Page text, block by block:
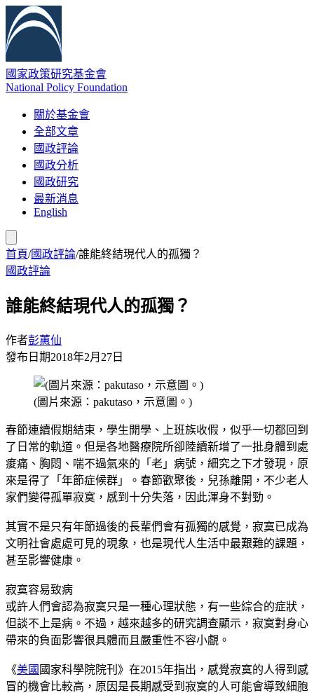
國家政策研究基金會
National Policy Foundation
關於基金會
全部文章
國政評論
國政分析
國政研究
最新消息
English
首頁/國政評論/誰能終結現代人的孤獨？
國政評論
誰能終結現代人的孤獨？
作者彭蕙仙
發布日期2018年2月27日
(圖片來源：pakutaso，示意圖。)
春節連續假期結束，學生開學、上班族收假，似乎一切都回到
了日常的軌道。但是各地醫療院所卻陸續新增了一批身體到處
痠痛、胸悶、喘不過氣來的「老」病號，細究之下才發現，原
來是得了「年節症候群」。春節歡聚後，兒孫離開，不少老人
家們變得孤單寂寞，感到十分失落，因此渾身不對勁。
其實不是只有年節過後的長輩們會有孤獨的感覺，寂寞已成為
文明社會處處可見的現象，也是現代人生活中最艱難的課題，
甚至影響健康。
寂寞容易致病
或許人們會認為寂寞只是一種心理狀態，有一些綜合的症狀，
但談不上是病。不過，越來越多的研究調查顯示，寂寞對身心
帶來的負面影響很具體而且嚴重性不容小覷。
《美國 國家科學院院刊》在2015年指出，感覺寂寞的人得到感
冒的機會比較高，原因是長期感受到寂寞的人可能會導致細胞